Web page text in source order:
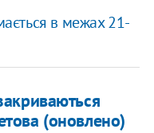
в межах 21-
(оновлено)